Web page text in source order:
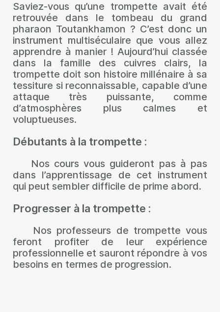
Saviez-vous qu’une trompette avait été
retrouvée dans le tombeau du grand
pharaon Toutankhamon ? C’est donc un
instrument multiséculaire que vous allez
apprendre à manier ! Aujourd’hui classée
dans la famille des cuivres clairs, la
trompette doit son histoire millénaire à sa
tessiture si reconnaissable, capable d’une
attaque très puissante, comme
d’atmosphères plus calmes et
voluptueuses.
Débutants à la trompette :
Nos cours vous guideront pas à pas
dans l’apprentissage de cet instrument
qui peut sembler difficile de prime abord.
Progresser à la trompette :
Nos professeurs de trompette vous
feront profiter de leur expérience
professionnelle et sauront répondre à vos
besoins en termes de progression.